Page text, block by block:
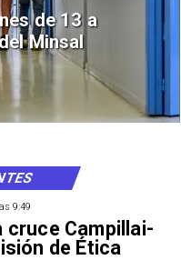
de 13 a
Minsal
9:49
cruce Campillai-
de Ética